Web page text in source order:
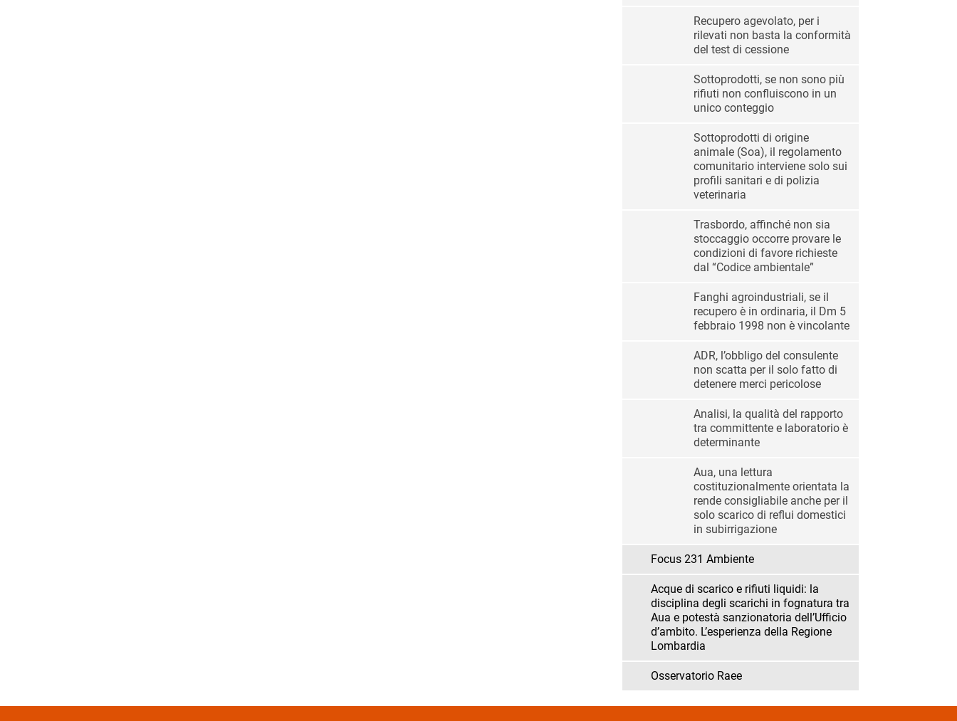
Recupero agevolato, per i
rilevati non basta la conformità
del test di cessione
Sottoprodotti, se non sono più
rifiuti non confluiscono in un
unico conteggio
Sottoprodotti di origine
animale (Soa), il regolamento
comunitario interviene solo sui
profili sanitari e di polizia
veterinaria
Trasbordo, affinché non sia
stoccaggio occorre provare le
condizioni di favore richieste
dal “Codice ambientale”
Fanghi agroindustriali, se il
recupero è in ordinaria, il Dm 5
febbraio 1998 non è vincolante
ADR, l’obbligo del consulente
non scatta per il solo fatto di
detenere merci pericolose
Analisi, la qualità del rapporto
tra committente e laboratorio è
determinante
Aua, una lettura
costituzionalmente orientata la
rende consigliabile anche per il
solo scarico di reflui domestici
in subirrigazione
Focus 231 Ambiente
Acque di scarico e rifiuti liquidi: la
disciplina degli scarichi in fognatura tra
Aua e potestà sanzionatoria dell’Ufficio
d’ambito. L’esperienza della Regione
Lombardia
Osservatorio Raee